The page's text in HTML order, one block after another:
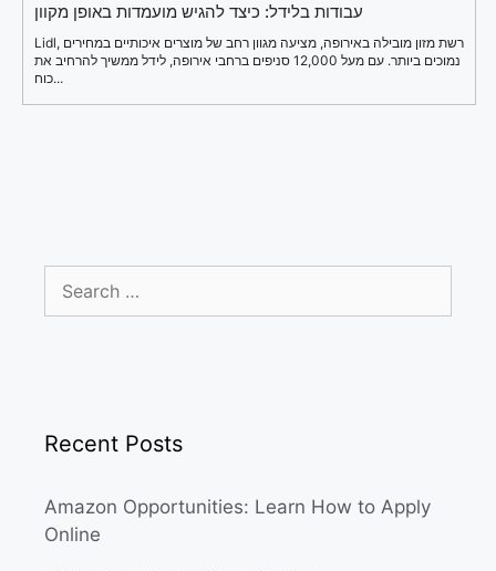
עבודות בלידל: כיצד להגיש מועמדות באופן מקוון
Lidl, רשת מזון מובילה באירופה, מציעה מגוון רחב של מוצרים איכותיים במחירים
נמוכים ביותר. עם מעל 12,000 סניפים ברחבי אירופה, לידל ממשיך להרחיב את
כוח...
Recent Posts
Amazon Opportunities: Learn How to Apply
Online